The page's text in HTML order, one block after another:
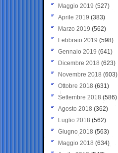
Maggio 2019 (527)
Aprile 2019 (383)
Marzo 2019 (562)
Febbraio 2019 (598)
Gennaio 2019 (641)
Dicembre 2018 (623)
Novembre 2018 (603)
Ottobre 2018 (631)
Settembre 2018 (586)
Agosto 2018 (362)
Luglio 2018 (562)
Giugno 2018 (563)
Maggio 2018 (634)